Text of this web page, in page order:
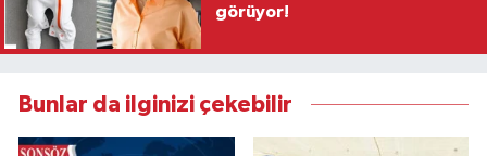
görüyor!
Bunlar da ilginizi çekebilir